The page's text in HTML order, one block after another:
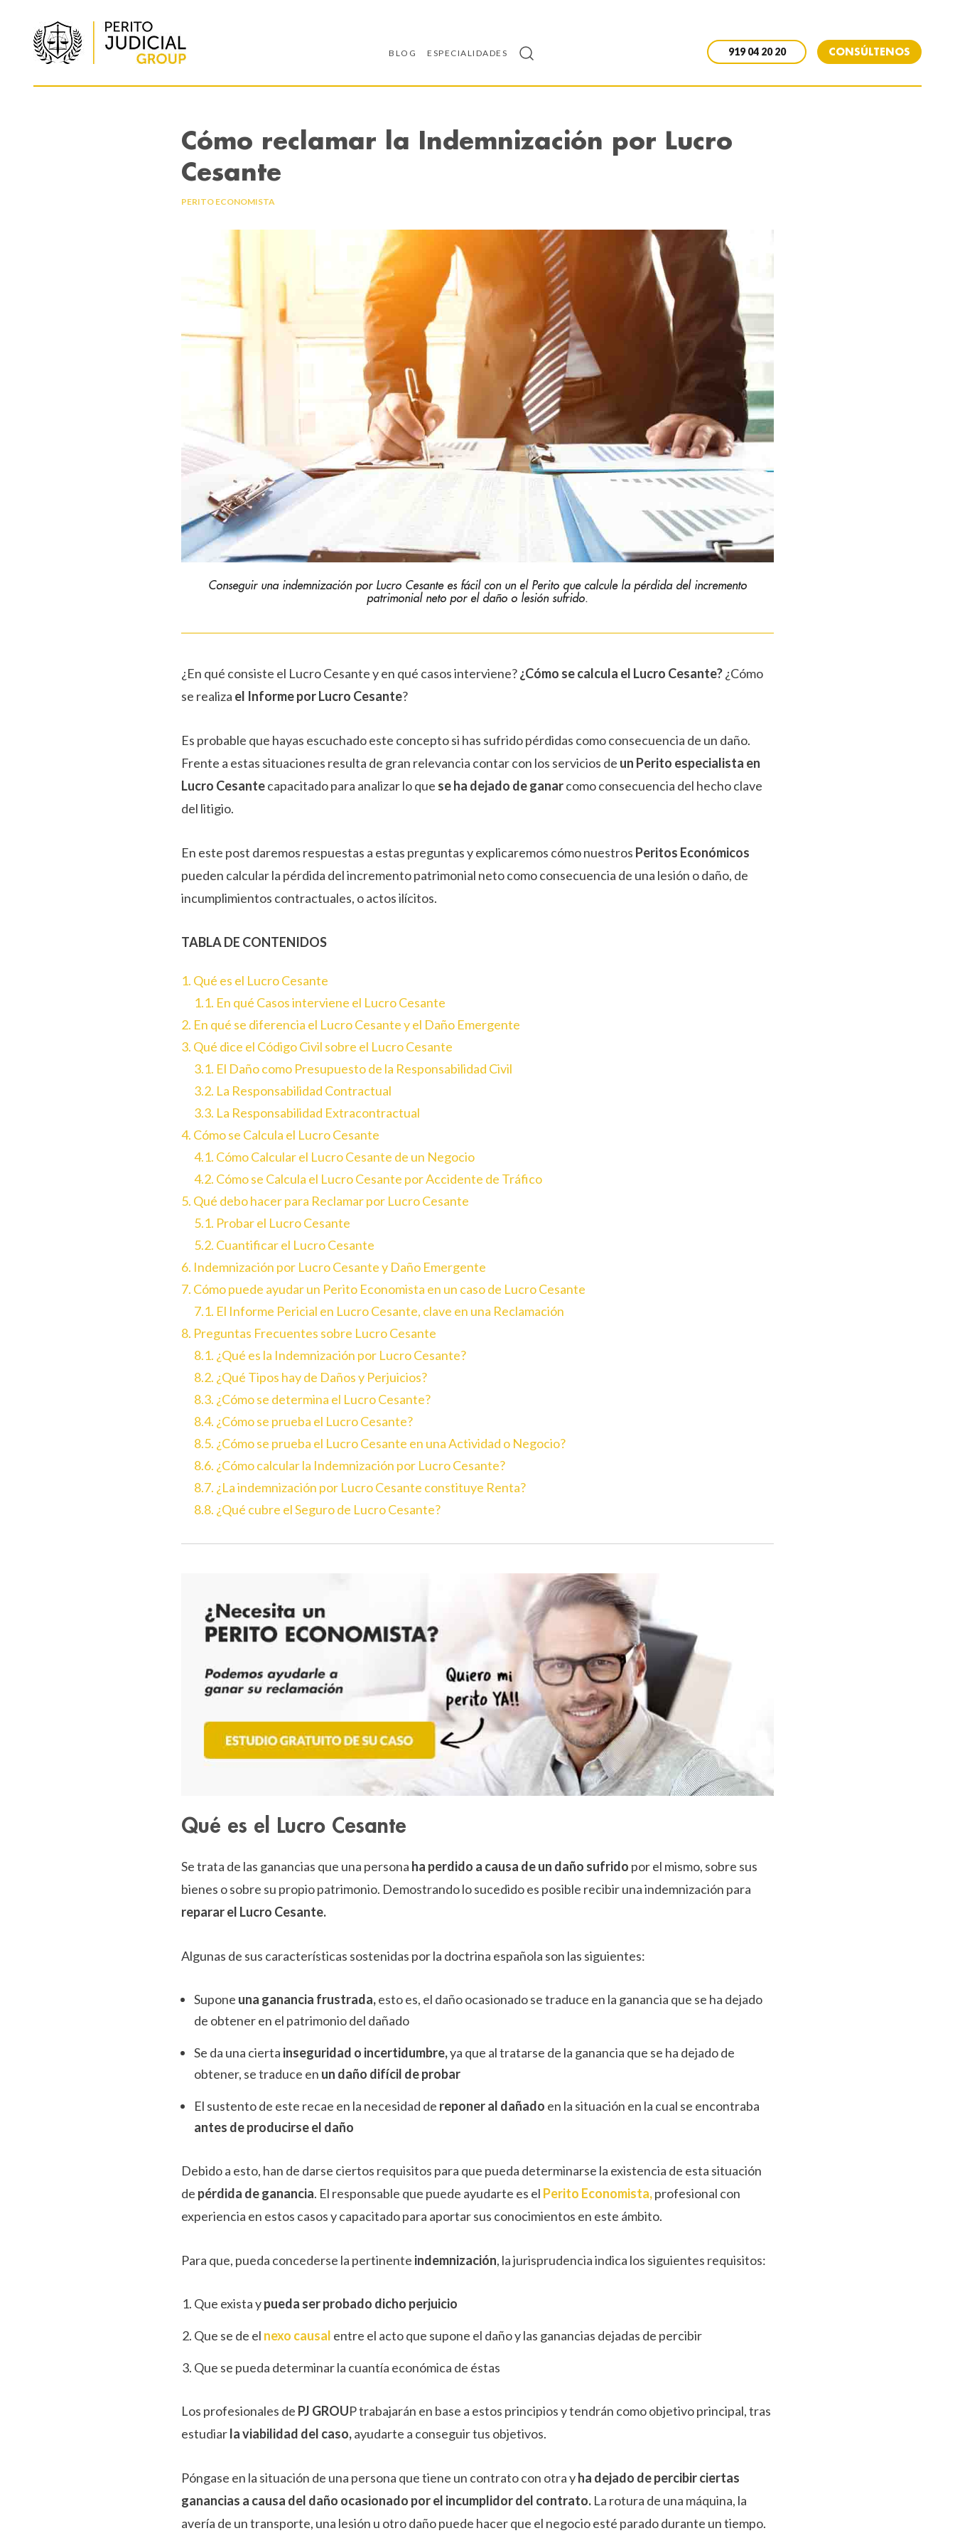
BLOG ESPECIALIDADES 919 04 20 20 CONSÚLTENOS
Cómo reclamar la Indemnización por Lucro
Cesante
PERITO ECONOMISTA
Conseguir una indemnización por Lucro Cesante es fácil con un el Perito que calcule la pérdida del incremento
patrimonial neto por el daño o lesión sufrido.
¿En qué consiste el Lucro Cesante y en qué casos interviene?¿Cómo se calcula el Lucro Cesante?¿Cómo
se realiza el Informe por Lucro Cesante?
Es probable que hayas escuchado este concepto si has sufrido pérdidas como consecuencia de un daño.
Frente a estas situaciones resulta de gran relevancia contar con los servicios de un Perito especialista en
Lucro Cesantecapacitado para analizar lo que se ha dejado de ganarcomo consecuencia del hecho clave
del litigio.
En este post daremos respuestas a estas preguntas y explicaremos cómo nuestros Peritos Económicos
pueden calcular la pérdida del incremento patrimonial neto como consecuencia de una lesión o daño, de
incumplimientos contractuales, o actos ilícitos.
TABLA DE CONTENIDOS
1. Qué es el Lucro Cesante
1.1. En qué Casos interviene el Lucro Cesante
2. En qué se diferencia el Lucro Cesante y el Daño Emergente
3. Qué dice el Código Civil sobre el Lucro Cesante
3.1. El Daño como Presupuesto de la Responsabilidad Civil
3.2. La Responsabilidad Contractual
3.3. La Responsabilidad Extracontractual
4. Cómo se Calcula el Lucro Cesante
4.1. Cómo Calcular el Lucro Cesante de un Negocio
4.2. Cómo se Calcula el Lucro Cesante por Accidente de Tráfico
5. Qué debo hacer para Reclamar por Lucro Cesante
5.1. Probar el Lucro Cesante
5.2. Cuantificar el Lucro Cesante
6. Indemnización por Lucro Cesante y Daño Emergente
7. Cómo puede ayudar un Perito Economista en un caso de Lucro Cesante
7.1. El Informe Pericial en Lucro Cesante, clave en una Reclamación
8. Preguntas Frecuentes sobre Lucro Cesante
8.1. ¿Qué es la Indemnización por Lucro Cesante?
8.2. ¿Qué Tipos hay de Daños y Perjuicios?
8.3. ¿Cómo se determina el Lucro Cesante?
8.4. ¿Cómo se prueba el Lucro Cesante?
8.5. ¿Cómo se prueba el Lucro Cesante en una Actividad o Negocio?
8.6. ¿Cómo calcular la Indemnización por Lucro Cesante?
8.7. ¿La indemnización por Lucro Cesante constituye Renta?
8.8. ¿Qué cubre el Seguro de Lucro Cesante?
Qué es el Lucro Cesante
Se trata de las ganancias que una persona ha perdido a causa de un daño sufrido por el mismo, sobre sus
bienes o sobre su propio patrimonio. Demostrando lo sucedido es posible recibir una indemnización para
reparar el Lucro Cesante.
Algunas de sus características sostenidas por la doctrina española son las siguientes:
Supone una ganancia frustrada,esto es, el daño ocasionado se traduce en la ganancia que se ha dejado
de obtener en el patrimonio del dañado
Se da una cierta inseguridad o incertidumbre,ya que al tratarse de la ganancia que se ha dejado de
obtener, se traduce en un daño difícil de probar
El sustento de este recae en la necesidad de reponer al dañado en la situación en la cual se encontraba
antes de producirse el daño
Debido a esto, han de darse ciertos requisitos para que pueda determinarse la existencia de esta situación
de pérdida de ganancia. El responsable que puede ayudarte es el Perito Economista,profesional con
experiencia en estos casos y capacitado para aportar sus conocimientos en este ámbito.
Para que, pueda concederse la pertinente indemnización, la jurisprudencia indica los siguientes requisitos:
Que exista ypueda ser probado dicho perjuicio
Que se de el nexo causal entre el acto que supone el daño y las ganancias dejadas de percibir
Que se pueda determinar la cuantía económica de éstas
Los profesionales de PJ GROUP trabajarán en base a estos principios y tendrán como objetivo principal, tras
estudiarla viabilidad del caso,ayudarte a conseguir tus objetivos.
Póngase en la situación de una persona que tiene un contrato con otra yha dejado de percibir ciertas
ganancias a causa del daño ocasionado por el incumplidor del contrato. La rotura de una máquina, la
avería de un transporte, una lesión u otro daño puede hacer que el negocio esté parado durante un tiempo.